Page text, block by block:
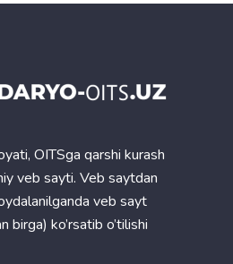
OITSga qarshi kurash
veb sayti. Veb saytdan
veb sayt
birga) ko’rsatib o’tilishi